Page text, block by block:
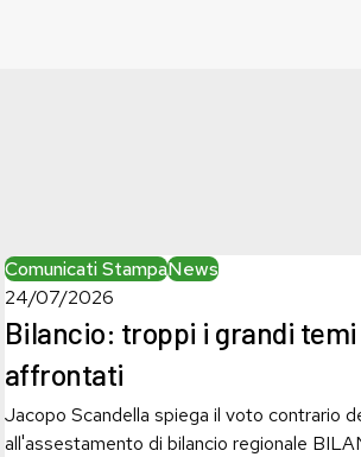
Comunicati StampaNews
Bilancio:
troppi
grandi
temi
non
affrontati
24/07/2026
Bilancio: troppi i grandi temi
affrontati
Jacopo Scandella spiega il voto contrario
all'assestamento di bilancio regionale